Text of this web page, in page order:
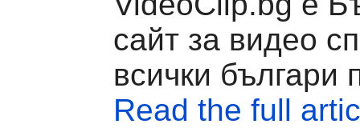
сайт за видео
всички българи
Read the full